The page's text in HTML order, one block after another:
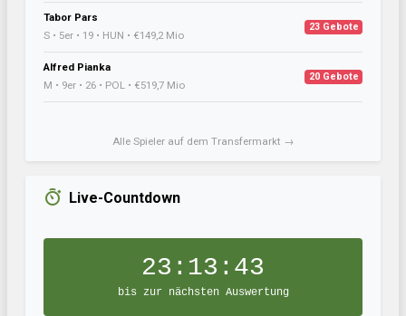
Tabor Pars
S • 5er • 19 • HUN • €149,2 Mio
23 Gebote
Alfred Pianka
M • 9er • 26 • POL • €519,7 Mio
20 Gebote
Alle Spieler auf dem Transfermarkt →
Live-Countdown
23:13:43
bis zur nächsten Auswertung